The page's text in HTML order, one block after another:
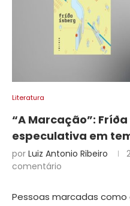
Literatura
“A Marcação”:
especulativa em
por Luiz Antonio Ribeiro
comentário
Pessoas marcadas